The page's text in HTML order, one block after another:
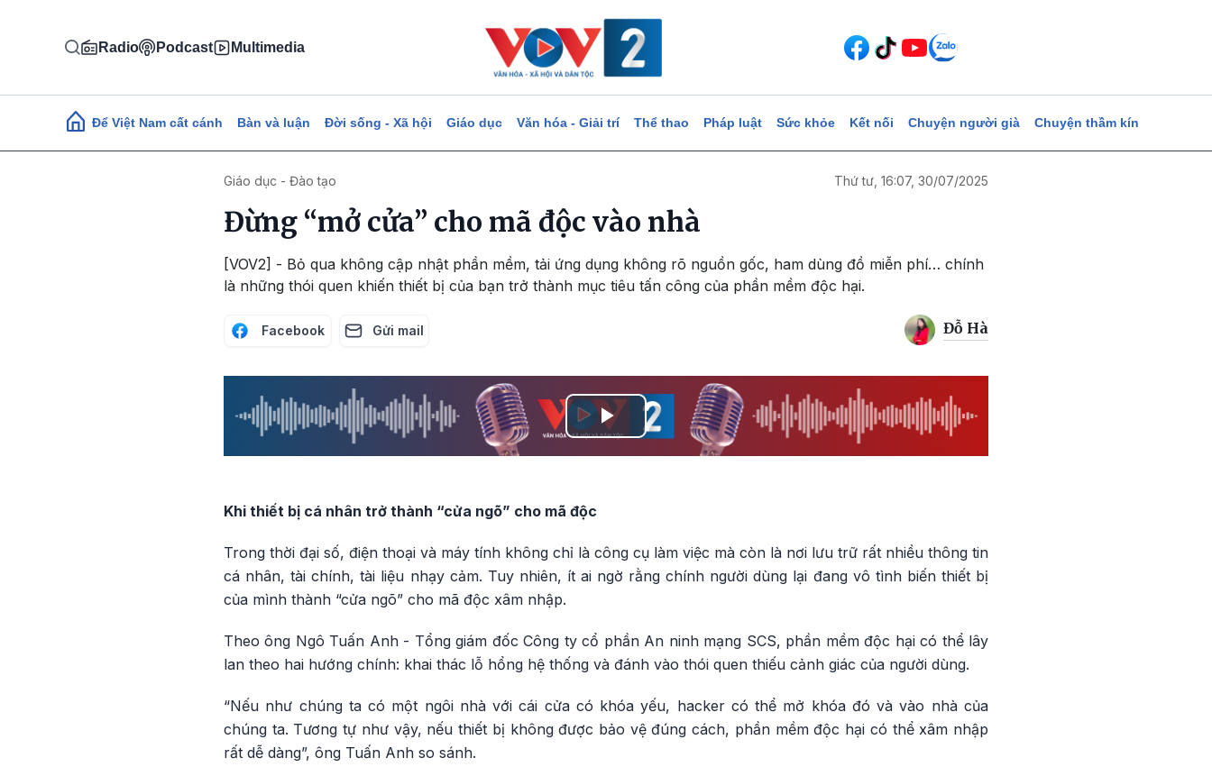
Radio Podcast Multimedia
Main navigation
Để Việt Nam cất cánh Bàn và luận Đời sống - Xã hội Giáo dục Văn hóa - Giải trí Thể thao Pháp luật Sức khỏe Kết nối Chuyện người già Chuyện thầm kín
Giáo dục - Đào tạo Thứ tư, 16:07, 30/07/2025
Đừng “mở cửa” cho mã độc vào nhà
[VOV2] - Bỏ qua không cập nhật phần mềm, tải ứng dụng không rõ nguồn gốc, ham dùng đồ miễn phí… chính
là những thói quen khiến thiết bị của bạn trở thành mục tiêu tấn công của phần mềm độc hại.
Facebook Gửi mail Đỗ Hà
Play
Khi thiết bị cá nhân trở thành “cửa ngõ” cho mã độc
Trong thời đại số, điện thoại và máy tính không chỉ là công cụ làm việc mà còn là nơi lưu trữ rất nhiều thông tin
cá nhân, tài chính, tài liệu nhạy cảm. Tuy nhiên, ít ai ngờ rằng chính người dùng lại đang vô tình biến thiết bị
của mình thành “cửa ngõ” cho mã độc xâm nhập.
Theo ông Ngô Tuấn Anh - Tổng giám đốc Công ty cổ phần An ninh mạng SCS, phần mềm độc hại có thể lây
lan theo hai hướng chính: khai thác lỗ hổng hệ thống và đánh vào thói quen thiếu cảnh giác của người dùng.
“Nếu như chúng ta có một ngôi nhà với cái cửa có khóa yếu, hacker có thể mở khóa đó và vào nhà của
chúng ta. Tương tự như vậy, nếu thiết bị không được bảo vệ đúng cách, phần mềm độc hại có thể xâm nhập
rất dễ dàng”, ông Tuấn Anh so sánh.